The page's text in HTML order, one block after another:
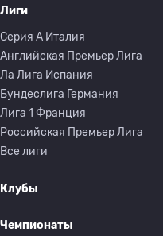
Лиги
Серия A Италия
Английская Премьер Лига
Ла Лига Испания
Бундеслига Германия
Лига 1 Франция
Российская Премьер Лига
Все лиги
Клубы
Чемпионаты